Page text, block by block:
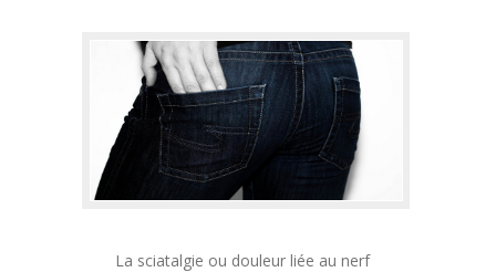
La sciatalgie ou douleur liée au nerf